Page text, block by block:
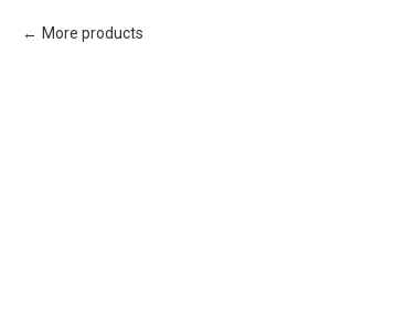
More products